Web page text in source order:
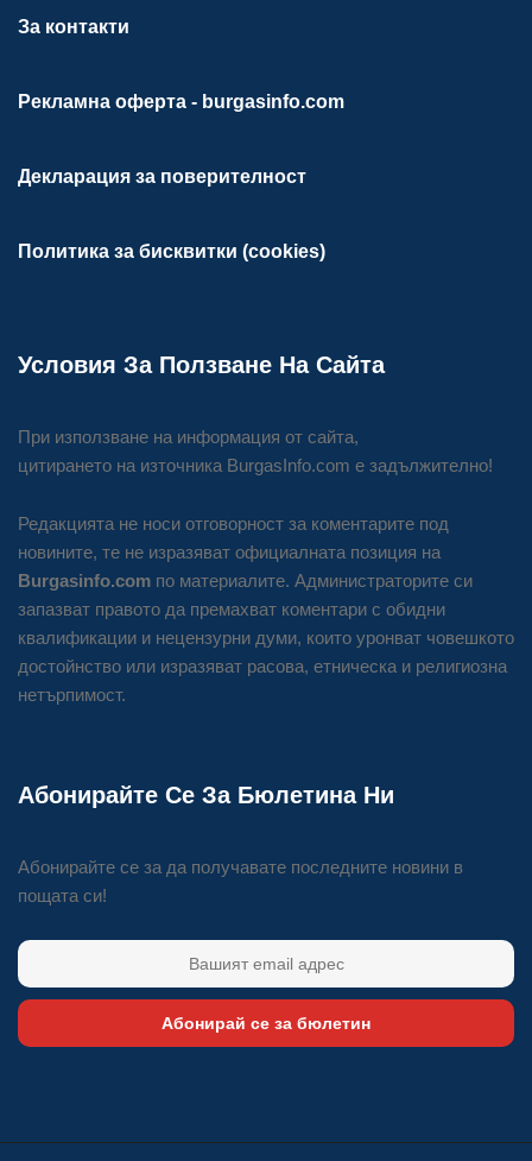
За контакти
Рекламна оферта - burgasinfo.com
Декларация за поверителност
Политика за бисквитки (cookies)
Условия За Ползване На Сайта
При използване на информация от сайта,
цитирането на източника BurgasInfo.com е задължително!
Редакцията не носи отговорност за коментарите под
новините, те не изразяват официалната позиция на
Burgasinfo.com по материалите. Администраторите си
запазват правото да премахват коментари с обидни
квалификации и нецензурни думи, които уронват човешкото
достойнство или изразяват расова, етническа и религиозна
нетърпимост.
Абонирайте Се За Бюлетина Ни
Абонирайте се за да получавате последните новини в
пощата си!
Абонирай се за бюлетин